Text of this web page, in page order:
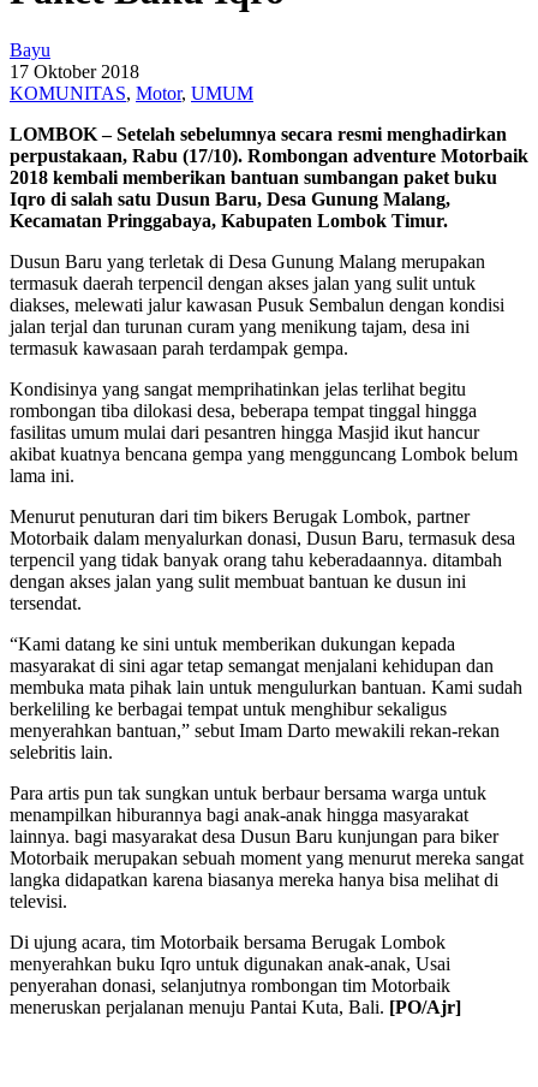
Bayu
17 Oktober 2018
KOMUNITAS, Motor, UMUM
LOMBOK – Setelah sebelumnya secara resmi menghadirkan
perpustakaan, Rabu (17/10). Rombongan adventure Motorbaik
2018 kembali memberikan bantuan sumbangan paket buku
Iqro di salah satu Dusun Baru, Desa Gunung Malang,
Kecamatan Pringgabaya, Kabupaten Lombok Timur.
Dusun Baru yang terletak di Desa Gunung Malang merupakan
termasuk daerah terpencil dengan akses jalan yang sulit untuk
diakses, melewati jalur kawasan Pusuk Sembalun dengan kondisi
jalan terjal dan turunan curam yang menikung tajam, desa ini
termasuk kawasaan parah terdampak gempa.
Kondisinya yang sangat memprihatinkan jelas terlihat begitu
rombongan tiba dilokasi desa, beberapa tempat tinggal hingga
fasilitas umum mulai dari pesantren hingga Masjid ikut hancur
akibat kuatnya bencana gempa yang mengguncang Lombok belum
lama ini.
Menurut penuturan dari tim bikers Berugak Lombok, partner
Motorbaik dalam menyalurkan donasi, Dusun Baru, termasuk desa
terpencil yang tidak banyak orang tahu keberadaannya. ditambah
dengan akses jalan yang sulit membuat bantuan ke dusun ini
tersendat.
“Kami datang ke sini untuk memberikan dukungan kepada
masyarakat di sini agar tetap semangat menjalani kehidupan dan
membuka mata pihak lain untuk mengulurkan bantuan. Kami sudah
berkeliling ke berbagai tempat untuk menghibur sekaligus
menyerahkan bantuan,” sebut Imam Darto mewakili rekan-rekan
selebritis lain.
Para artis pun tak sungkan untuk berbaur bersama warga untuk
menampilkan hiburannya bagi anak-anak hingga masyarakat
lainnya. bagi masyarakat desa Dusun Baru kunjungan para biker
Motorbaik merupakan sebuah moment yang menurut mereka sangat
langka didapatkan karena biasanya mereka hanya bisa melihat di
televisi.
Di ujung acara, tim Motorbaik bersama Berugak Lombok
menyerahkan buku Iqro untuk digunakan anak-anak, Usai
penyerahan donasi, selanjutnya rombongan tim Motorbaik
meneruskan perjalanan menuju Pantai Kuta, Bali. [PO/Ajr]